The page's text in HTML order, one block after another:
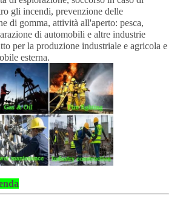
gli incendi, prevenzione delle
di gomma, attività all'aperto: pesca,
di automobili e altre industrie
per la produzione industriale e agricola e
esterna.